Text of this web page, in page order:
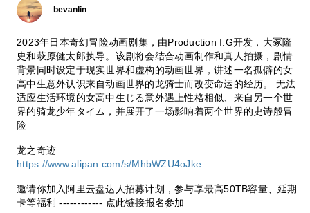
bevanlin
2023年日本奇幻冒险动画剧集，由Production I.G开发，大冢隆
史和萩原健太郎执导。该剧将会结合动画制作和真人拍摄，剧情
背景同时设定于现实世界和虚构的动画世界，讲述一名孤僻的女
高中生意外认识来自动画世界的龙骑士而改变命运的经历。 无法
适应生活环境的女高中生じる意外遇上性格相似、来自另一个世
界的骑龙少年タイム，并展开了一场影响着两个世界的史诗般冒
险
龙之奇迹
https://www.alipan.com/s/MhbWZU4oJke
邀请你加入阿里云盘达人招募计划，参与享最高50TB容量、延期
卡等福利 ------------ 点此链接报名参加